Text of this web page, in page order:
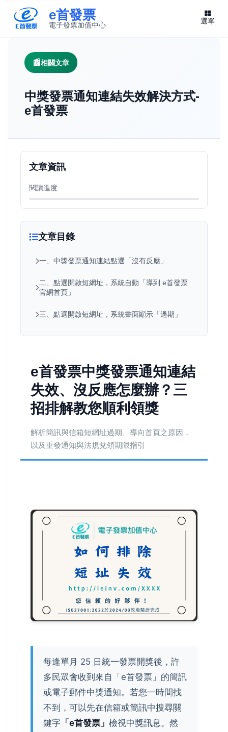
e首發票
電子發票加值中心 選單
相關文章
中獎發票通知連結失效解決方式-
e首發票
文章目錄
一、中獎發票通知連結點選「沒有反應」
二、點選開啟短網址，系統自動「導到 e首發票
官網首頁」
三、點選開啟短網址，系統畫面顯示「過期」
e首發票中獎發票通知連結
失效、沒反應怎麼辦？三
招排解教您順利領獎
解析簡訊與信箱短網址過期、導向首頁之原因，
以及重發通知與法規兌領期限指引
每逢單月 25 日統一發票開獎後，許
多民眾會收到來自「e首發票」的簡訊
或電子郵件中獎通知。若您一時間找
不到，可以先在信箱或簡訊中搜尋關
鍵字 「e首發票」 檢視中獎訊息。然
文章資訊
閱讀進度